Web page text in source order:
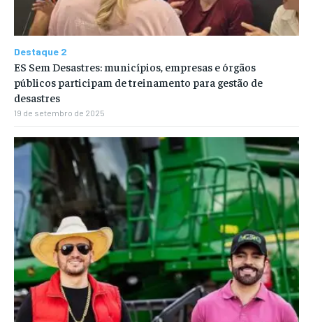
Destaque 2
ES Sem Desastres: municípios, empresas e órgãos
públicos participam de treinamento para gestão de
desastres
19 de setembro de 2025